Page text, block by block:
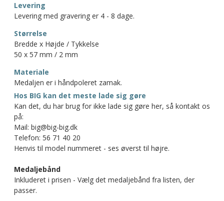
Levering
Levering med gravering er 4 - 8 dage.
Størrelse
Bredde x Højde / Tykkelse
50 x 57 mm / 2 mm
Materiale
Medaljen er i håndpoleret zamak.
Hos BIG kan det meste lade sig gøre
Kan det, du har brug for ikke lade sig gøre her, så kontakt os
på:
Mail: big@big-big.dk
Telefon: 56 71 40 20
Henvis til model nummeret - ses øverst til højre.
Medaljebånd
Inkluderet i prisen - Vælg det medaljebånd fra listen, der
passer.